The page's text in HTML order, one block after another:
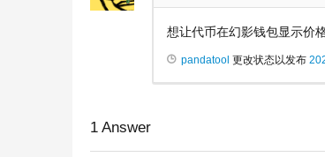
想让代币在幻影钱包显示价
pandatool 更改状态以发布
1 Answer